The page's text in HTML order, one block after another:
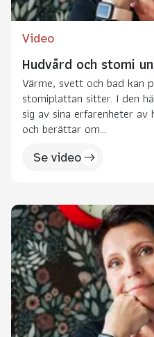
Video
Hudvård och stomi
Värme, svett och bad kan
stomiplattan sitter. I den
sig av sina erfarenheter
och berättar om...
Se video